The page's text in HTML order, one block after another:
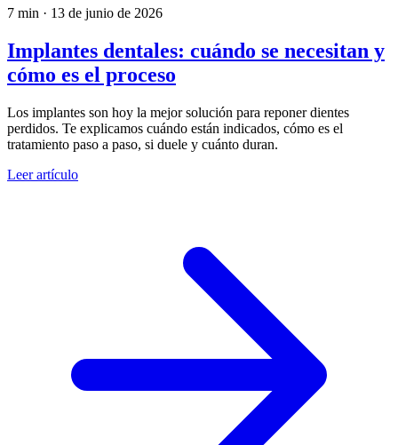
7 min · 13 de junio de 2026
Implantes dentales: cuándo se necesitan y
cómo es el proceso
Los implantes son hoy la mejor solución para reponer dientes
perdidos. Te explicamos cuándo están indicados, cómo es el
tratamiento paso a paso, si duele y cuánto duran.
Leer artículo